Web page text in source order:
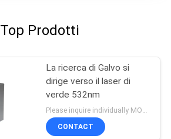
Top Prodotti
La ricerca di Galvo si
dirige verso il laser di
verde 532nm
Please inquire individually MOQ:1
CONTACT